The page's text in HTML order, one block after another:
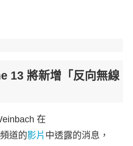
13 將新增「反向無線
在
頻道的影片 中透露的消息，